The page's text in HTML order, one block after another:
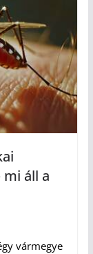
áll a
vármegye